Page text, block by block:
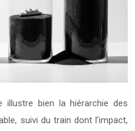
illustre bien la hiérarchie des
suivi du train dont l’impact,